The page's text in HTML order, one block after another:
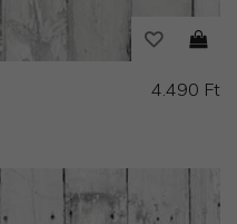
4.490 Ft